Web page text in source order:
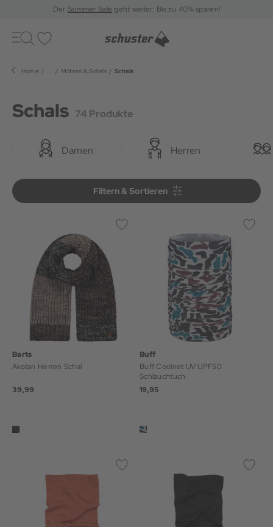
DerSommer Sale geht weiter: Bis zu 40% sparen!
Toggle
navigation
Home ... Mützen & Schals Schals
Schals 74 Produkte
Damen Herren
Filtern & Sortieren
Filtern & Sortieren
Barts
Akotan Herren Schal
39,99
Buff
Buff Coolnet UV UPF50
Schlauchtuch
19,95